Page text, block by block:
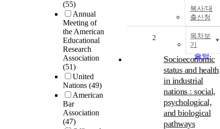
(55)
Annual
Meeting of
the American
Educational
Research
Association
(51)
United
Nations (49)
American
Bar
Association
(47)
관순
30개씩
출력
50개씩
출력
100개
출력
복사/대
출신청
목차보
기
2
Socioeconomic
status and health
in industrial
nations : social,
psychological,
and biological
pathways